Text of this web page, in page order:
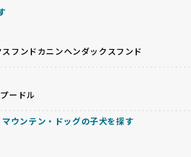
ィングを確保しています。
の育成、遺伝子検査、食事や運動
身に配慮した飼育環境が整ってい
合基準を設けています。これによ
したブリーダーだけを厳選してい
という厳しい基準をクリアした優
れています。
令に準拠するだけでなく、ワンち
という理念を共有するブリーダー
異なることも少なくありません。
継ぐために、ミックス犬の繁殖を
もたらすリスクを理解し、飼い主
は流行や需要に応じて安易にミッ
合によっては、チワワ×ハスキー
い交配を行うこともあります。
フンドカニンヘンダックスフンド
ードル
ウンテン・ドッグの子犬を探す